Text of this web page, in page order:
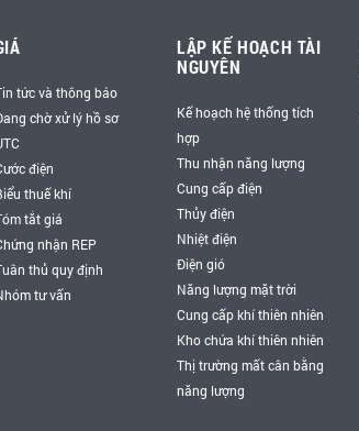
tức và thông báo
chờ xử lý hồ sơ
điện
thuế khí
tắt giá
nhận REP
thủ quy định
tư vấn
LẬP KẾ HOẠCH TÀI
NGUYÊN
Kế hoạch hệ thống tích
hợp
Thu nhận năng lượng
Cung cấp điện
Thủy điện
Nhiệt điện
Điện gió
Năng lượng mặt trời
Cung cấp khí thiên nhiên
Kho chứa khí thiên nhiên
Thị trường mất cân bằng
năng lượng